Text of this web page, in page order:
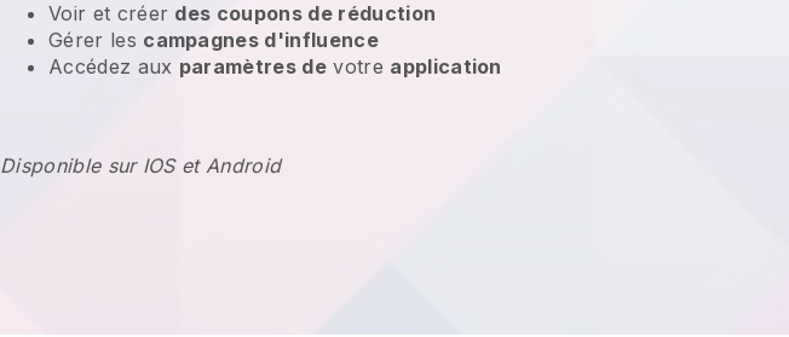
Voir et créer des coupons de réduction
Gérer les campagnes d'influence
Accédez aux paramètres de votre application
Disponible sur IOS et Android